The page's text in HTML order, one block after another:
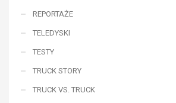
REPORTAŻE
TELEDYSKI
TESTY
TRUCK STORY
TRUCK VS. TRUCK